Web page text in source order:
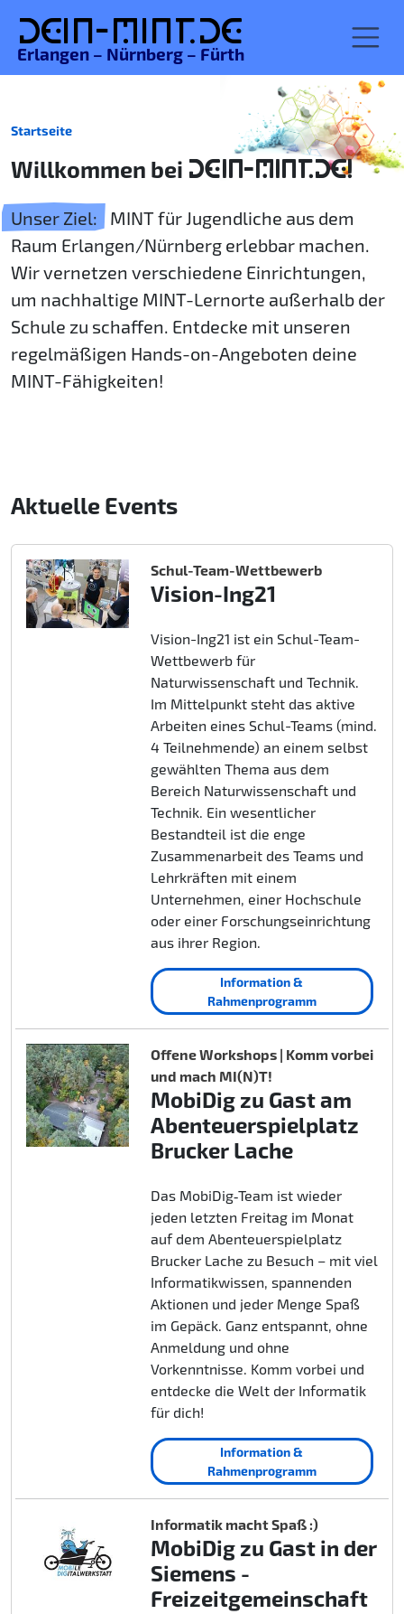
Dein-MINT.de
Erlangen – Nürnberg – Fürth
Startseite
Willkommen bei DEIN-MINT.DE!
Unser Ziel:
MINT für Jugendliche aus dem
Raum Erlangen/Nürnberg erlebbar machen.
Wir vernetzen verschiedene Einrichtungen,
um nachhaltige MINT-Lernorte außerhalb der
Schule zu schaffen. Entdecke mit unseren
regelmäßigen Hands-on-Angeboten deine
MINT-Fähigkeiten!
Aktuelle Events
Schul-Team-Wettbewerb
Vision-Ing21
Vision-Ing21 ist ein Schul-Team-
Wettbewerb für
Naturwissenschaft und Technik.
Im Mittelpunkt steht das aktive
Arbeiten eines Schul-Teams (mind.
4 Teilnehmende) an einem selbst
gewählten Thema aus dem
Bereich Naturwissenschaft und
Technik. Ein wesentlicher
Bestandteil ist die enge
Zusammenarbeit des Teams und
Lehrkräften mit einem
Unternehmen, einer Hochschule
oder einer Forschungseinrichtung
aus ihrer Region.
Information &
Rahmenprogramm
Offene Workshops | Komm vorbei
und mach MI(N)T!
MobiDig zu Gast am
Abenteuerspielplatz
Brucker Lache
Das MobiDig‑Team ist wieder
jeden letzten Freitag im Monat
auf dem Abenteuerspielplatz
Brucker Lache zu Besuch – mit viel
Informatikwissen, spannenden
Aktionen und jeder Menge Spaß
im Gepäck. Ganz entspannt, ohne
Anmeldung und ohne
Vorkenntnisse. Komm vorbei und
entdecke die Welt der Informatik
für dich!
Information &
Rahmenprogramm
Informatik macht Spaß :)
MobiDig zu Gast in der
Siemens -
Freizeitgemeinschaft